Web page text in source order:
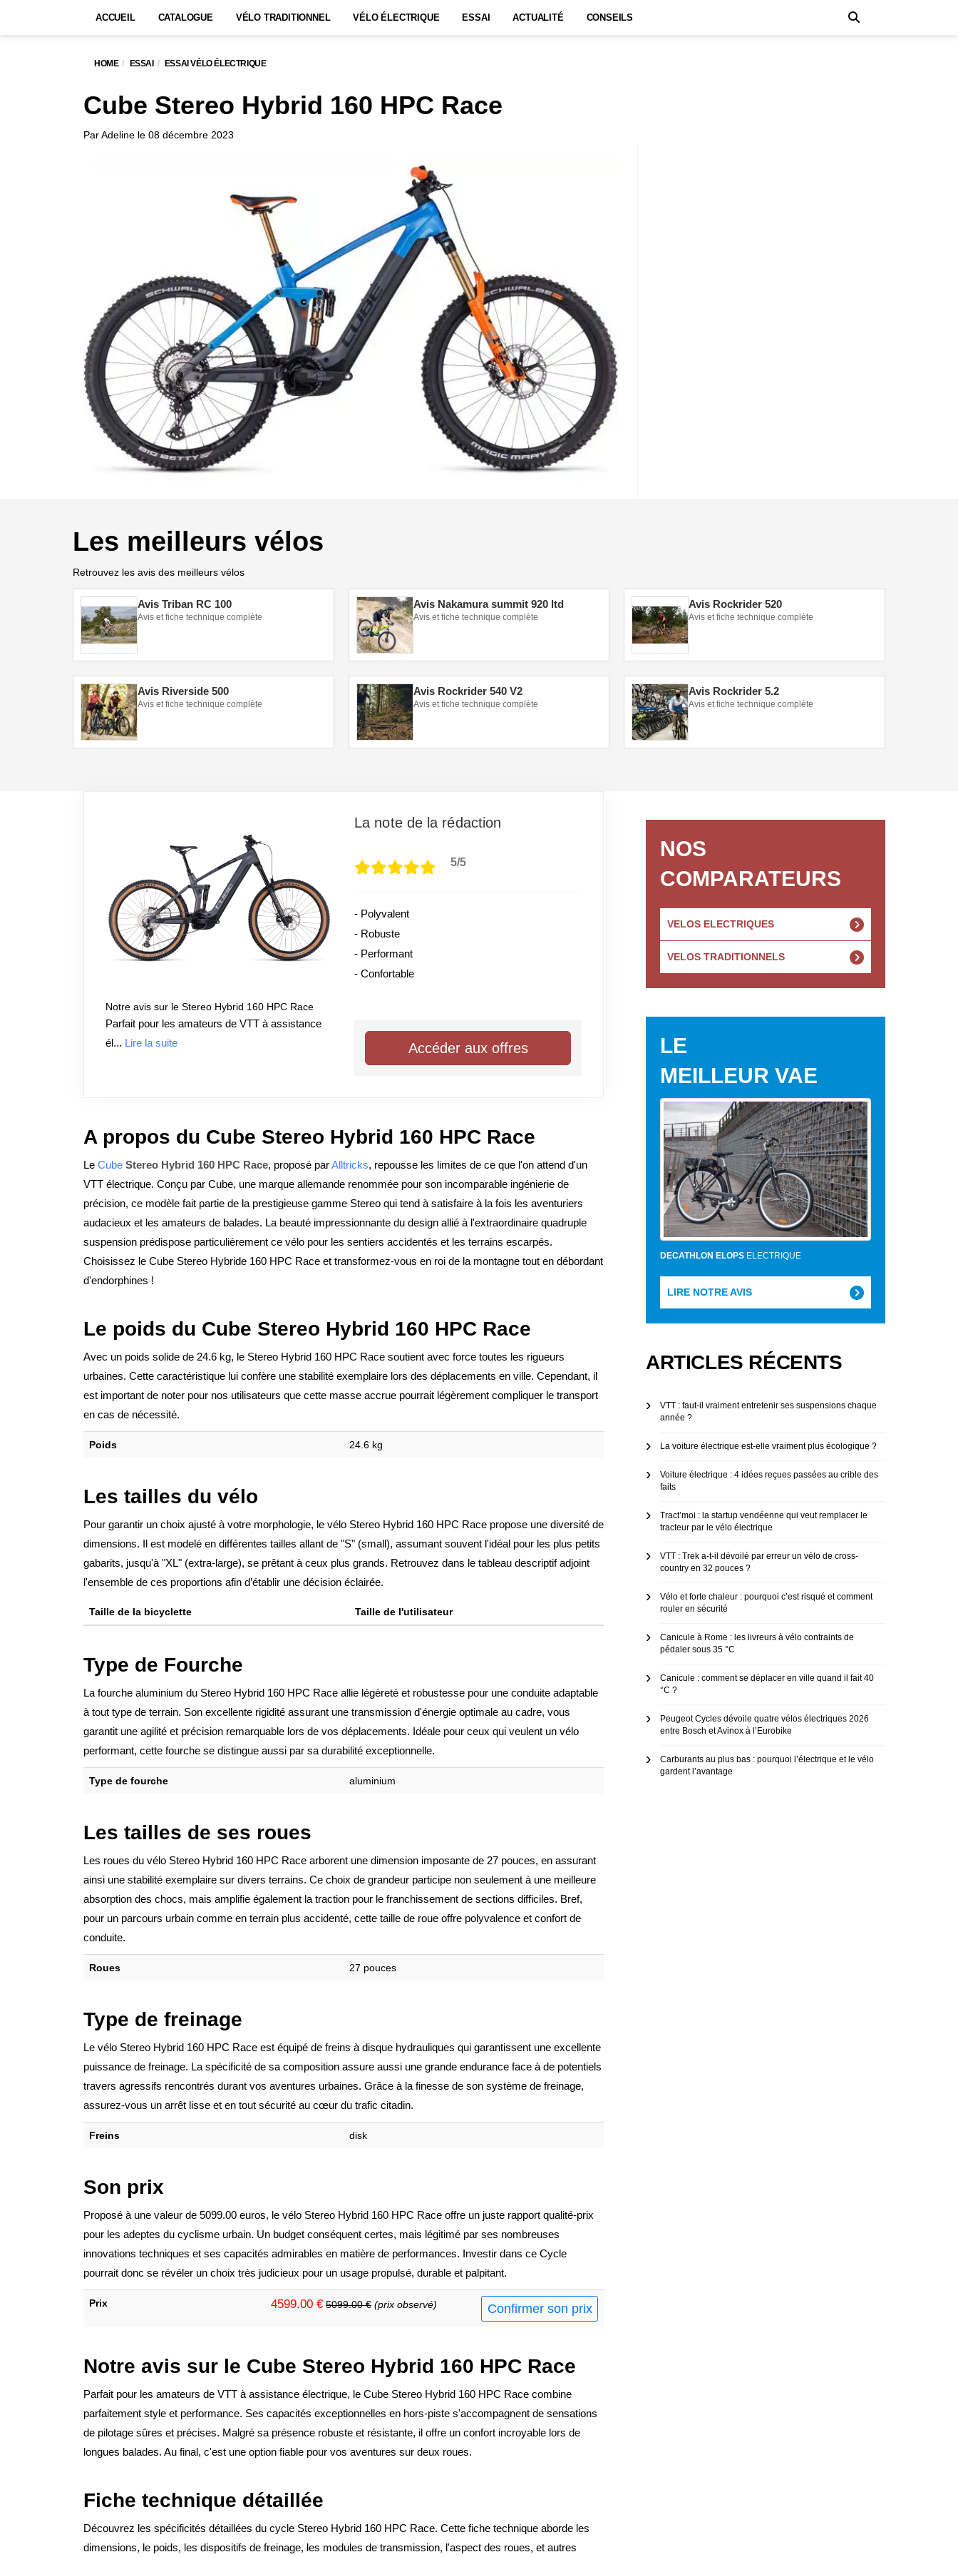
ACCUEIL CATALOGUE VÉLO TRADITIONNEL VÉLO ÉLECTRIQUE ESSAI ACTUALITÉ CONSEILS
HOME ESSAI ESSAI VÉLO ÉLECTRIQUE
Cube Stereo Hybrid 160 HPC Race
ParAdeline le 08 décembre 2023
Les meilleurs vélos
Retrouvez les avis des meilleurs vélos
Avis Triban RC 100
Avis et fiche technique complète
Avis Nakamura summit 920 ltd
Avis et fiche technique complète
Avis Rockrider 520
Avis et fiche technique complète
Avis Riverside 500
Avis et fiche technique complète
Avis Rockrider 540 V2
Avis et fiche technique complète
Avis Rockrider 5.2
Avis et fiche technique complète
La note de la rédaction
5/5
- Polyvalent
- Robuste
- Performant
- Confortable
Notre avis sur le Stereo Hybrid 160 HPC Race
Parfait pour les amateurs de VTT à assistance
él... Lire la suite Accéder aux offres
A propos du Cube Stereo Hybrid 160 HPC Race
Le Cube Stereo Hybrid 160 HPC Race, proposé parAlltricks, repousse les limites de ce que l'on attend d'un
VTT électrique. Conçu par Cube, une marque allemande renommée pour son incomparable ingénierie de
précision, ce modèle fait partie de la prestigieuse gamme Stereo qui tend à satisfaire à la fois les aventuriers
audacieux et les amateurs de balades. La beauté impressionnante du design allié à l'extraordinaire quadruple
suspension prédispose particulièrement ce vélo pour les sentiers accidentés et les terrains escarpés.
Choisissez le Cube Stereo Hybride 160 HPC Race et transformez-vous en roi de la montagne tout en débordant
d'endorphines !
Le poids du Cube Stereo Hybrid 160 HPC Race
Avec un poids solide de 24.6 kg, le Stereo Hybrid 160 HPC Race soutient avec force toutes les rigueurs
urbaines. Cette caractéristique lui confère une stabilité exemplaire lors des déplacements en ville. Cependant, il
est important de noter pour nos utilisateurs que cette masse accrue pourrait légèrement compliquer le transport
en cas de nécessité.
Poids 24.6 kg
Les tailles du vélo
Pour garantir un choix ajusté à votre morphologie, le vélo Stereo Hybrid 160 HPC Race propose une diversité de
dimensions. Il est modelé en différentes tailles allant de "S" (small), assumant souvent l'idéal pour les plus petits
gabarits, jusqu'à "XL" (extra-large), se prêtant à ceux plus grands. Retrouvez dans le tableau descriptif adjoint
l'ensemble de ces proportions afin d’établir une décision éclairée.
Taille de la bicyclette Taille de l'utilisateur
Type de Fourche
La fourche aluminium du Stereo Hybrid 160 HPC Race allie légèreté et robustesse pour une conduite adaptable
à tout type de terrain. Son excellente rigidité assurant une transmission d'énergie optimale au cadre, vous
garantit une agilité et précision remarquable lors de vos déplacements. Idéale pour ceux qui veulent un vélo
performant, cette fourche se distingue aussi par sa durabilité exceptionnelle.
Type de fourche aluminium
Les tailles de ses roues
Les roues du vélo Stereo Hybrid 160 HPC Race arborent une dimension imposante de 27 pouces, en assurant
ainsi une stabilité exemplaire sur divers terrains. Ce choix de grandeur participe non seulement à une meilleure
absorption des chocs, mais amplifie également la traction pour le franchissement de sections difficiles. Bref,
pour un parcours urbain comme en terrain plus accidenté, cette taille de roue offre polyvalence et confort de
conduite.
Roues 27 pouces
Type de freinage
Le vélo Stereo Hybrid 160 HPC Race est équipé de freins à disque hydrauliques qui garantissent une excellente
puissance de freinage. La spécificité de sa composition assure aussi une grande endurance face à de potentiels
travers agressifs rencontrés durant vos aventures urbaines. Grâce à la finesse de son système de freinage,
assurez-vous un arrêt lisse et en tout sécurité au cœur du trafic citadin.
Freins disk
Son prix
Proposé à une valeur de 5099.00 euros, le vélo Stereo Hybrid 160 HPC Race offre un juste rapport qualité-prix
pour les adeptes du cyclisme urbain. Un budget conséquent certes, mais légitimé par ses nombreuses
innovations techniques et ses capacités admirables en matière de performances. Investir dans ce Cycle
pourrait donc se révéler un choix très judicieux pour un usage propulsé, durable et palpitant.
Prix 4599.00 € 5099.00 € (prix observé) Confirmer son prix
Notre avis sur le Cube Stereo Hybrid 160 HPC Race
Parfait pour les amateurs de VTT à assistance électrique, le Cube Stereo Hybrid 160 HPC Race combine
parfaitement style et performance. Ses capacités exceptionnelles en hors-piste s'accompagnent de sensations
de pilotage sûres et précises. Malgré sa présence robuste et résistante, il offre un confort incroyable lors de
longues balades. Au final, c'est une option fiable pour vos aventures sur deux roues.
Fiche technique détaillée
Découvrez les spécificités détaillées du cycle Stereo Hybrid 160 HPC Race. Cette fiche technique aborde les
dimensions, le poids, les dispositifs de freinage, les modules de transmission, l'aspect des roues, et autres
NOS
COMPARATEURS
VELOS ELECTRIQUES
VELOS TRADITIONNELS
LE
MEILLEUR VAE
DECATHLON ELOPS ELECTRIQUE
LIRE NOTRE AVIS
ARTICLES RÉCENTS
VTT : faut-il vraiment entretenir ses suspensions chaque
année ?
La voiture électrique est-elle vraiment plus écologique ?
Voiture électrique : 4 idées reçues passées au crible des
faits
Tract’moi : la startup vendéenne qui veut remplacer le
tracteur par le vélo électrique
VTT : Trek a-t-il dévoilé par erreur un vélo de cross-
country en 32 pouces ?
Vélo et forte chaleur : pourquoi c’est risqué et comment
rouler en sécurité
Canicule à Rome : les livreurs à vélo contraints de
pédaler sous 35 °C
Canicule : comment se déplacer en ville quand il fait 40
°C ?
Peugeot Cycles dévoile quatre vélos électriques 2026
entre Bosch et Avinox à l’Eurobike
Carburants au plus bas : pourquoi l’électrique et le vélo
gardent l’avantage